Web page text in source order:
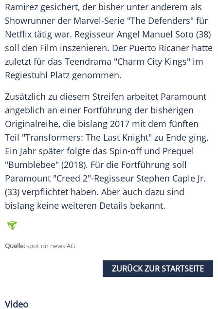
Ramirez gesichert, der bisher unter anderem als
Showrunner der Marvel-Serie "The Defenders" für
Netflix tätig war. Regisseur Angel Manuel Soto (38)
soll den Film inszenieren. Der Puerto Ricaner hatte
zuletzt für das Teendrama "Charm City Kings" im
Regiestuhl Platz genommen.
Zusätzlich zu diesem Streifen arbeitet Paramount
angeblich an einer Fortführung der bisherigen
Originalreihe, die bislang 2017 mit dem fünften
Teil "Transformers: The Last Knight" zu Ende ging.
Ein Jahr später folgte das Spin-off und Prequel
"Bumblebee" (2018). Für die Fortführung soll
Paramount "Creed 2"-Regisseur Stephen Caple Jr.
(33) verpflichtet haben. Aber auch dazu sind
bislang keine weiteren Details bekannt.
Quelle:spot on news AG
ZURÜCK ZUR STARTSEITE
Video